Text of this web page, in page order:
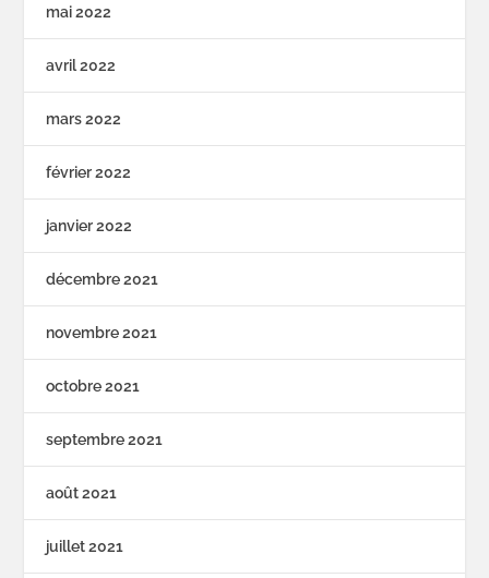
mai 2022
avril 2022
mars 2022
février 2022
janvier 2022
décembre 2021
novembre 2021
octobre 2021
septembre 2021
août 2021
juillet 2021